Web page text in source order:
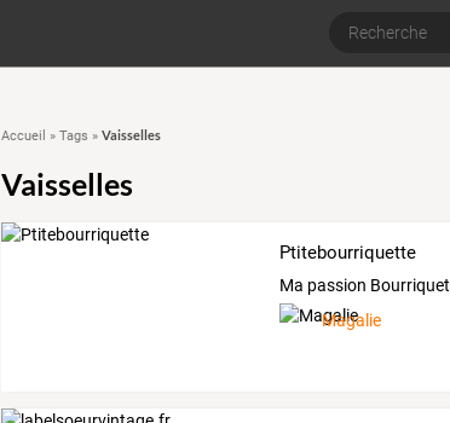
Accueil » Tags » Vaisselles
Vaisselles
Ptitebourriquette
Ma passion Bourriquet
Magalie